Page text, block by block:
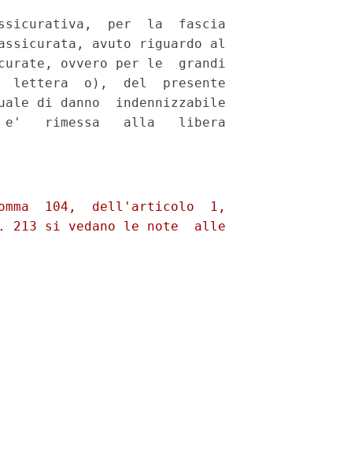
per  la  fascia
avuto riguardo al
ovvero per le  grandi
lettera  o),  del  presente
di danno  indennizzabile
e'   rimessa   alla   libera
104,  dell'articolo  1,
213 si vedano le note  alle